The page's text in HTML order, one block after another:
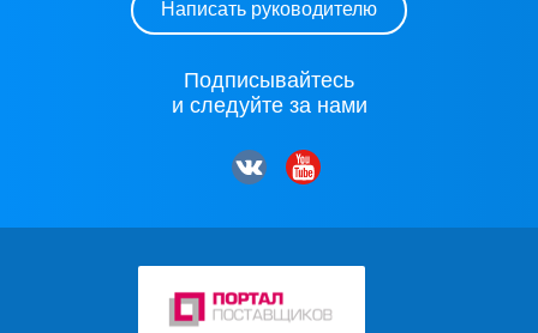
Написать руководителю
Подписывайтесь
и следуйте за нами